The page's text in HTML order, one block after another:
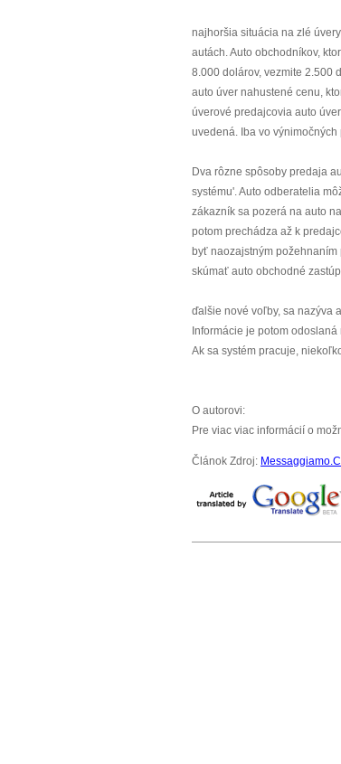
najhoršia situácia na zlé
autách. Auto obchodníkov,
8.000 dolárov, vezmite 2.500
auto úver nahustené cenu,
úverové predajcovia auto
uvedená. Iba vo
Dva rôzne spôsoby predaja
systému'. Auto odberatelia
zákazník sa pozerá na auto
potom prechádza až k
byť naozajstným požehnaním
skúmať auto obchodné
ďalšie nové voľby, sa nazýva
Informácie je potom
Ak sa systém pracuje,
O autorovi:
Pre viac viac informácií o
Článok Zdroj: